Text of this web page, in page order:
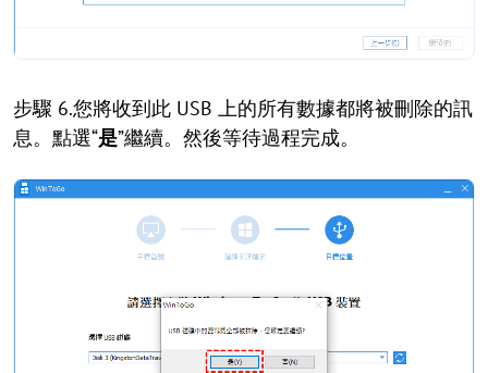
步驟 6.您將收到此 USB 上的所有數據都將被刪除的訊
息。點選“是”繼續。然後等待過程完成。